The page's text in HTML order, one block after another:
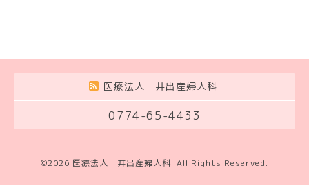
医療法人 井出産婦人科
0774-65-4433
©2026 医療法人 井出産婦人科. All Rights Reserved.